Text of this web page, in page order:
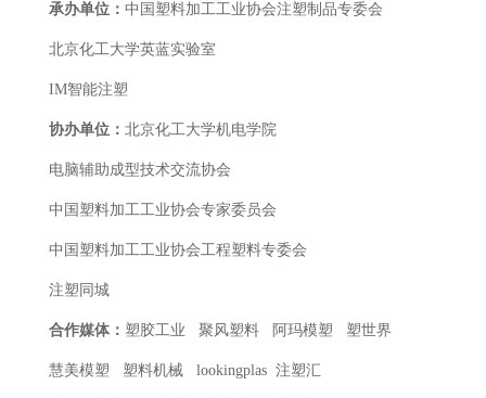
承办单位： 中国塑料加工工业协会注塑制品专委会
北京化工大学英蓝实验室
IM智能注塑
协办单位： 北京化工大学机电学院
电脑辅助成型技术交流协会
中国塑料加工工业协会专家委员会
中国塑料加工工业协会工程塑料专委会
注塑同城
合作媒体： 塑胶工业 聚风塑料 阿玛模塑 塑世界
慧美模塑 塑料机械 lookingplas 注塑汇